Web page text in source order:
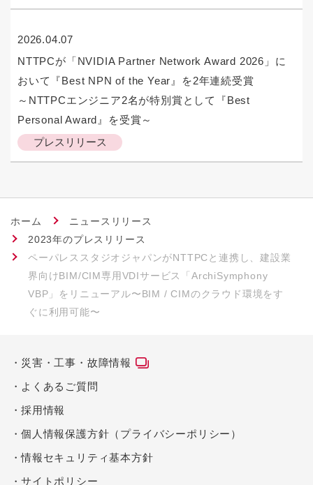
2026.04.07
プレスリリース
NTTPCが「NVIDIA Partner Network Award 2026」に
おいて『Best NPN of the Year』を2年連続受賞
～NTTPCエンジニア2名が特別賞として『Best
Personal Award』を受賞～
ホーム
ニュースリリース
2023年のプレスリリース
ペーパレススタジオジャパンがNTTPCと連携し、建設業
界向けBIM/CIM専用VDIサービス「ArchiSymphony
VBP」をリニューアル〜BIM / CIMのクラウド環境をす
ぐに利用可能〜
災害・工事・故障情報
よくあるご質問
採用情報
個人情報保護方針（プライバシーポリシー）
情報セキュリティ基本方針
サイトポリシー